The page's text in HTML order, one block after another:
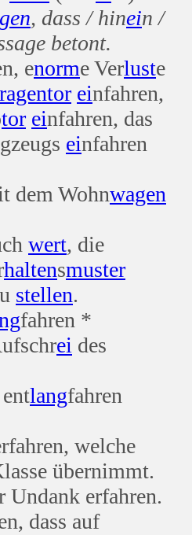
, dass / hinein /
betont.
enorme Verluste
ragentor einfahren,
tor einfahren, das
einfahren
dem Wohnwagen
wert, die
haltensmuster
stellen.
fahren *
ei des
entlangfahren
welche
übernimmt.
Undank erfahren.
dass auf